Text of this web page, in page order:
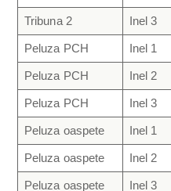
Tribuna 2 Inel 3
Peluza PCH Inel 1
Peluza PCH Inel 2
Peluza PCH Inel 3
Peluza oaspete Inel 1
Peluza oaspete Inel 2
Peluza oaspete Inel 3